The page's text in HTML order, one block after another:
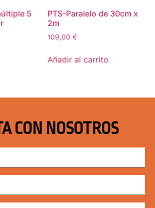
5
PTS-Paralelo de 30cm x
2m
109,00 €
Añadir al carrito
CON NOSOTROS